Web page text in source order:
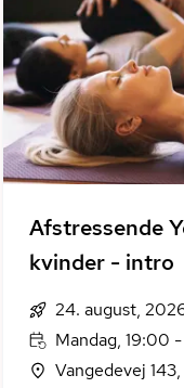
Afstressende
kvinder - intro
24. august,
Mandag, 19:00
Vangedevej